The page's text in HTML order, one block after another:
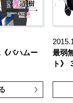
バハムー
最弱
ト》